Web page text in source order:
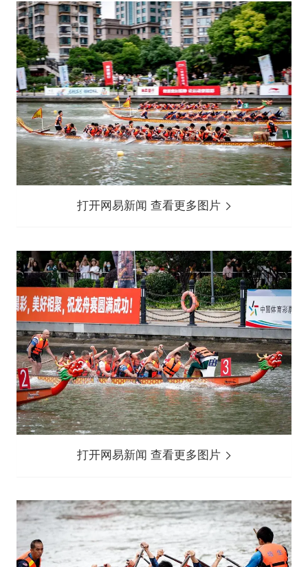
打开网易新闻 查看更多图片
打开网易新闻 查看更多图片